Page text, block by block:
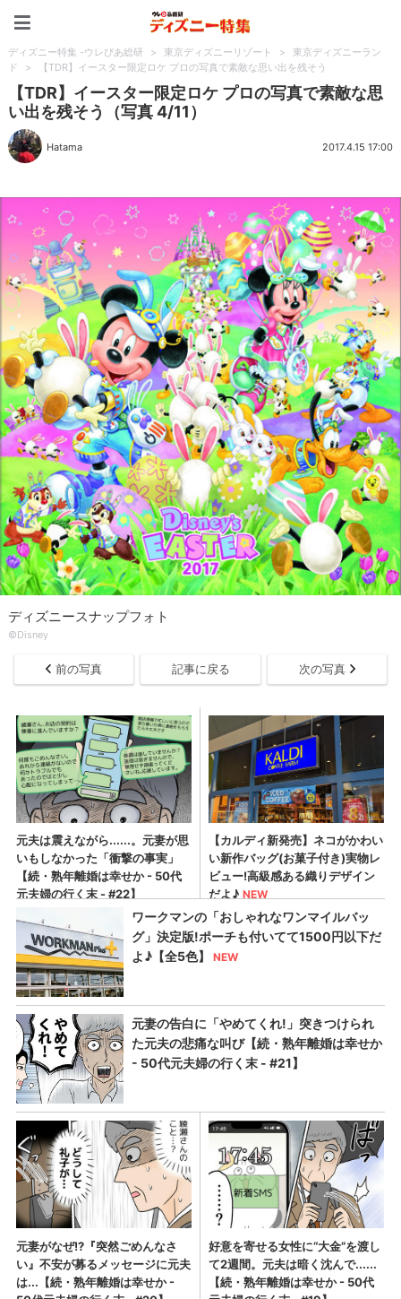
ディズニー特集 -ウレぴあ総研 > 東京ディズニーリゾート >
東京ディズニーラン
ド
> 【TDR】イースター限定ロケ プロの写真で素敵な思い出を残そう
【TDR】イースター限定ロケ プロの写真で素敵な思
い出を残そう（写真 4/11）
Hatama 2017.4.15 17:00
ディズニースナップフォト
©Disney
前の写真 記事に戻る 次の写真